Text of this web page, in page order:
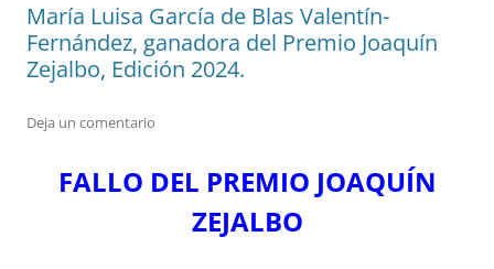
María Luisa García de Blas Valentín-
Fernández, ganadora del Premio Joaquín
Zejalbo, Edición 2024.
Deja un comentario
FALLO DEL PREMIO JOAQUÍN
ZEJALBO